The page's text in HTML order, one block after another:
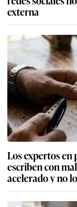
externa
Los expertos en
escriben con
acelerado y no